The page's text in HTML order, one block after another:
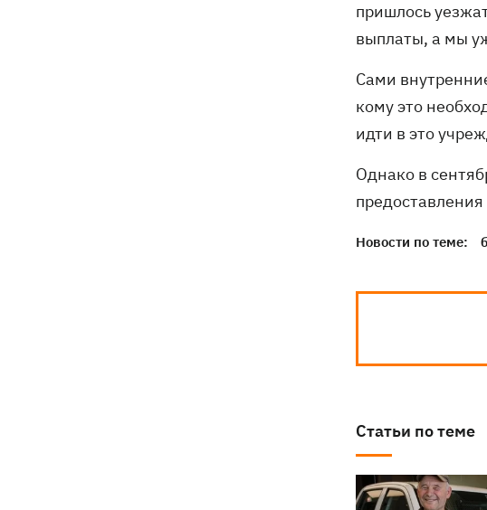
пришлось
выплаты, а мы
Сами
кому это
идти в это
Однако в
Новости по теме:
Статьи по теме